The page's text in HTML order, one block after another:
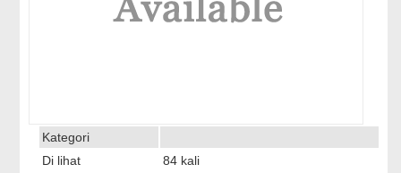
Kategori
Di lihat
84 kali